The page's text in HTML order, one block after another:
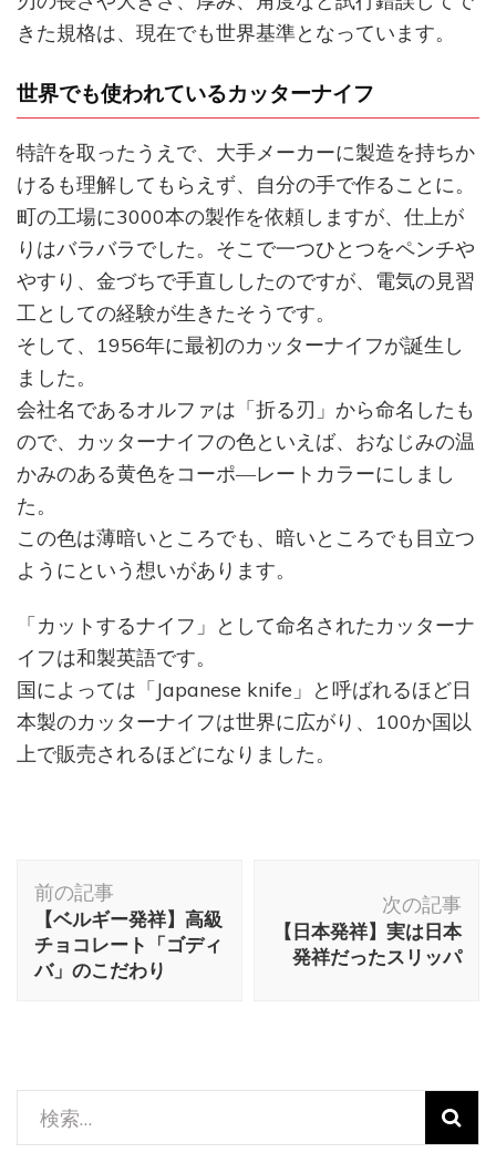
きた規格は、現在でも世界基準となっています。
世界でも使われているカッターナイフ
特許を取ったうえで、大手メーカーに製造を持ちか
けるも理解してもらえず、自分の手で作ることに。
町の工場に3000本の製作を依頼しますが、仕上が
りはバラバラでした。そこで一つひとつをペンチや
やすり、金づちで手直ししたのですが、電気の見習
工としての経験が生きたそうです。
そして、1956年に最初のカッターナイフが誕生し
ました。
会社名であるオルファは「折る刃」から命名したも
ので、カッターナイフの色といえば、おなじみの温
かみのある黄色をコーポ―レートカラーにしまし
た。
この色は薄暗いところでも、暗いところでも目立つ
ようにという想いがあります。
「カットするナイフ」として命名されたカッターナ
イフは和製英語です。
国によっては「Japanese knife」と呼ばれるほど日
本製のカッターナイフは世界に広がり、100か国以
上で販売されるほどになりました。
投
稿
ナ
ビ
ョ
ン
前の記事
【ベルギー発祥】高級
チョコレート「ゴディ
バ」のこだわり
次の記事
【日本発祥】実は日本
発祥だったスリッパ
検
索: